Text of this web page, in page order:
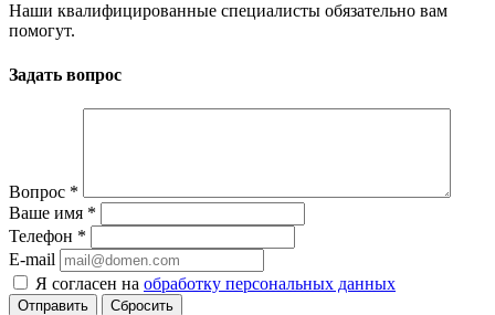
Наши квалифицированные специалисты обязательно вам
помогут.
Задать вопрос
Вопрос *
Ваше имя *
Телефон *
E-mail
Я согласен на обработку персональных данных
Сбросить